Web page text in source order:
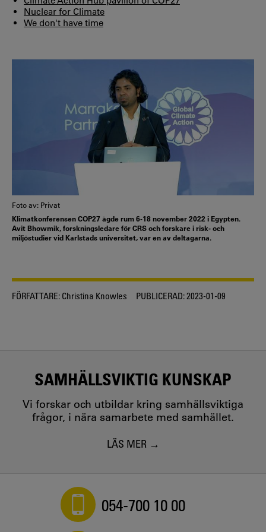
Nuclear for Climate
We don't have time
Foto av: Privat
Klimatkonferensen COP27 ägde rum 6-18 november 2022 i Egypten.
Avit Bhowmik, forskningsledare för CRS och forskare i risk- och
miljöstudier vid Karlstads universitet, var en av deltagarna.
FÖRFATTARE: Christina Knowles PUBLICERAD:2023-01-09
SAMHÄLLSVIKTIG KUNSKAP
Vi forskar och utbildar kring samhällsviktiga
frågor, i nära samarbete med samhället.
LÄS MER
054-700 10 00